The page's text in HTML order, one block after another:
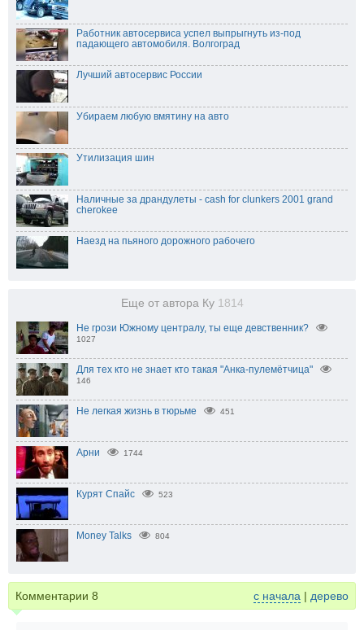
Работник автосервиса успел выпрыгнуть из-под
падающего автомобиля. Волгоград
Лучший автосервис России
Убираем любую вмятину на авто
Утилизация шин
Наличные за драндулеты - cash for clunkers 2001 grand
cherokee
Наезд на пьяного дорожного рабочего
Еще от автора Ку 1814
Не грози Южному централу, ты еще девственник?
1027
Для тех кто не знает кто такая "Анка-пулемётчица"
146
Не легкая жизнь в тюрьме 451
Арни 1744
Курят Спайс 523
Money Talks 804
Комментарии 8 с начала | дерево